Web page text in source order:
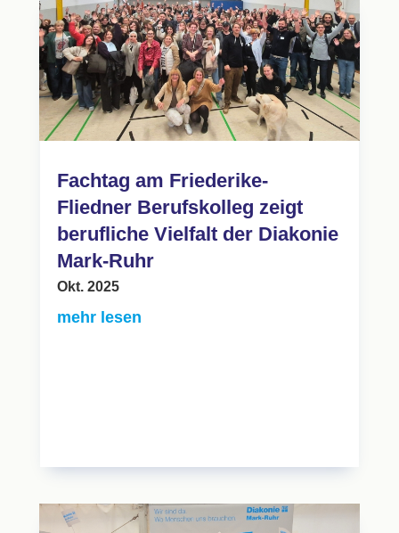
Fachtag am Friederike-
Fliedner Berufskolleg zeigt
berufliche Vielfalt der Diakonie
Mark-Ruhr
Okt. 2025
mehr lesen